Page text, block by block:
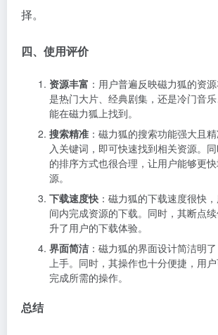
择。
四、使用评价
资源丰富 ：用户普遍反映磁力狐的资
是热门大片、经典剧集，还是冷门音
能在磁力狐上找到。
搜索精准 ：磁力狐的搜索功能强大且
入关键词，即可快速找到相关资源。
的排序方式也很合理，让用户能够更
源。
下载速度快 ：磁力狐的下载速度很快
间内完成资源的下载。同时，其断点
升了用户的下载体验。
界面简洁 ：磁力狐的界面设计简洁明
上手。同时，其操作也十分便捷，用
完成所需的操作。
总结